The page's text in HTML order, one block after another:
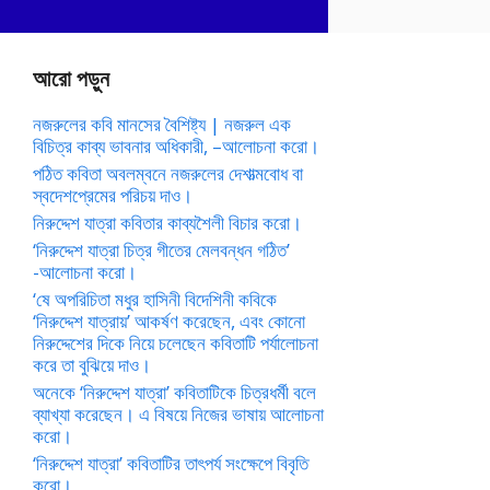
আরো পড়ুন
নজরুলের কবি মানসের বৈশিষ্ট্য | নজরুল এক
বিচিত্র কাব্য ভাবনার অধিকারী, –আলোচনা করো।
পঠিত কবিতা অবলম্বনে নজরুলের দেশাত্মবোধ বা
স্বদেশপ্রেমের পরিচয় দাও।
নিরুদ্দেশ যাত্রা কবিতার কাব্যশৈলী বিচার করো।
‘নিরুদ্দেশ যাত্রা চিত্র গীতের মেলবন্ধন গঠিত’
-আলোচনা করো।
‘ষে অপরিচিতা মধুর হাসিনী বিদেশিনী কবিকে
‘নিরুদ্দেশ যাত্রায়’ আকর্ষণ করেছেন, এবং কোনো
নিরুদ্দেশের দিকে নিয়ে চলেছেন কবিতাটি পর্যালোচনা
করে তা বুঝিয়ে দাও।
অনেকে ‘নিরুদ্দেশ যাত্রা’ কবিতাটিকে চিত্রধর্মী বলে
ব্যাখ্যা করেছেন। এ বিষয়ে নিজের ভাষায় আলোচনা
করো।
‘নিরুদ্দেশ যাত্রা’ কবিতাটির তাৎপর্য সংক্ষেপে বিবৃতি